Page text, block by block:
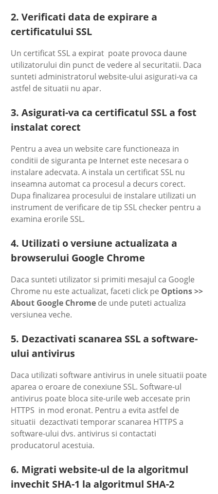
2. Verificati data de expirare a
certificatului SSL
Un certificat SSL a expirat poate provoca daune
utilizatorului din punct de vedere al securitatii. Daca
sunteti administratorul website-ului asigurati-va ca
astfel de situatii nu apar.
3. Asigurati-va ca certificatul SSL a fost
instalat corect
Pentru a avea un website care functioneaza in
conditii de siguranta pe Internet este necesara o
instalare adecvata. A instala un certificat SSL nu
inseamna automat ca procesul a decurs corect.
Dupa finalizarea procesului de instalare utilizati un
instrument de verificare de tip SSL checker pentru a
examina erorile SSL.
4. Utilizati o versiune actualizata a
browserului Google Chrome
Daca sunteti utilizator si primiti mesajul ca Google
Chrome nu este actualizat, faceti click pe Options >>
About Google Chrome de unde puteti actualiza
versiunea veche.
5. Dezactivati scanarea SSL a software-
ului antivirus
Daca utilizati software antivirus in unele situatii poate
aparea o eroare de conexiune SSL. Software-ul
antivirus poate bloca site-urile web accesate prin
HTTPS in mod eronat. Pentru a evita astfel de
situatii dezactivati temporar scanarea HTTPS a
software-ului dvs. antivirus si contactati
producatorul acestuia.
6. Migrati website-ul de la algoritmul
invechit SHA-1 la algoritmul SHA-2